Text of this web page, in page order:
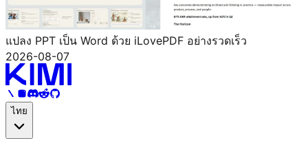
แปลง PPT เป็น Word ด้วย iLovePDF อย่างรวดเร็ว
2026-08-07
ไทย